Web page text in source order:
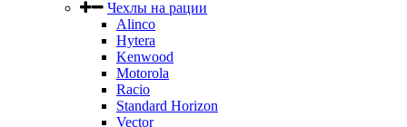
Чехлы на рации
Alinco
Hytera
Kenwood
Motorola
Racio
Standard Horizon
Vector